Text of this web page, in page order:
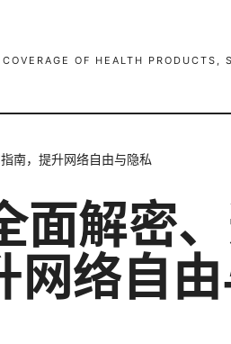
OF HEALTH PRODUCTS,
南，提升网络自由与隐私
面解密
网络自